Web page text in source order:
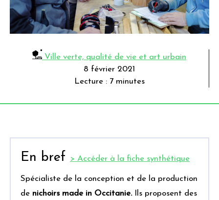
Ville verte, qualité de vie et art urbain
8 février 2021
Lecture : 7 minutes
En bref > Accéder à la fiche synthétique
Spécialiste de la conception et de la production
de nichoirs made in Occitanie.
Ils proposent des